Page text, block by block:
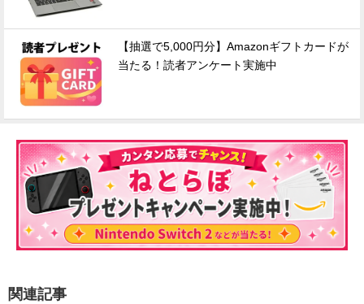
【抽選で5,000円分】Amazonギフトカードが
当たる！読者アンケート実施中
関連記事